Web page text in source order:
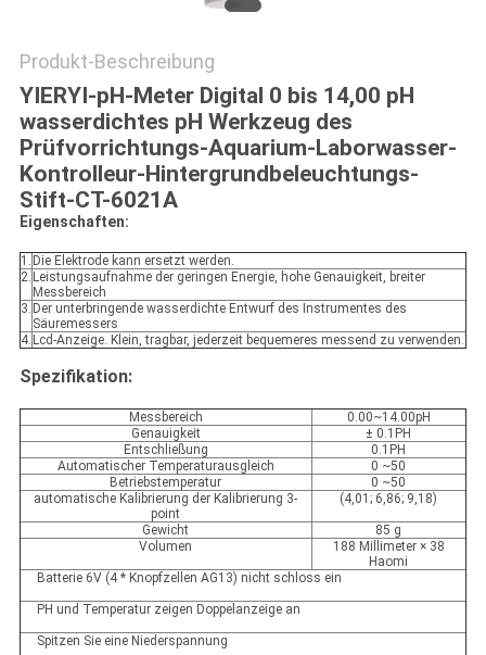
Produkt-Beschreibung
YIERYI-pH-Meter Digital 0 bis 14,00 pH
wasserdichtes pH Werkzeug des
Prüfvorrichtungs-Aquarium-Laborwasser-
Kontrolleur-Hintergrundbeleuchtungs-
Stift-CT-6021A
Eigenschaften:
1. Die Elektrode kann ersetzt werden.
2. Leistungsaufnahme der geringen Energie, hohe Genauigkeit, breiter
Messbereich
3. Der unterbringende wasserdichte Entwurf des Instrumentes des
Säuremessers
4. Lcd-Anzeige. Klein, tragbar, jederzeit bequemeres messend zu verwenden.
Spezifikation:
Messbereich
0.00~14.00pH
Genauigkeit
± 0.1PH
Entschließung
0.1PH
Automatischer Temperaturausgleich
0 ~50
Betriebstemperatur
0 ~50
automatische Kalibrierung der Kalibrierung 3-
point
(4,01; 6,86; 9,18)
Gewicht
85 g
Volumen
188 Millimeter × 38
Haomi
Batterie 6V (4 * Knopfzellen AG13) nicht schloss ein
PH und Temperatur zeigen Doppelanzeige an
Spitzen Sie eine Niederspannung